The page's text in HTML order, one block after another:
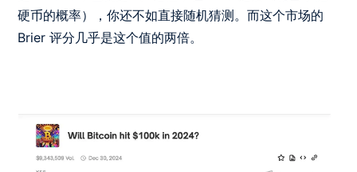
硬币的概率），你还不如直接随机猜测。而这个市场的
Brier 评分几乎是这个值的两倍。